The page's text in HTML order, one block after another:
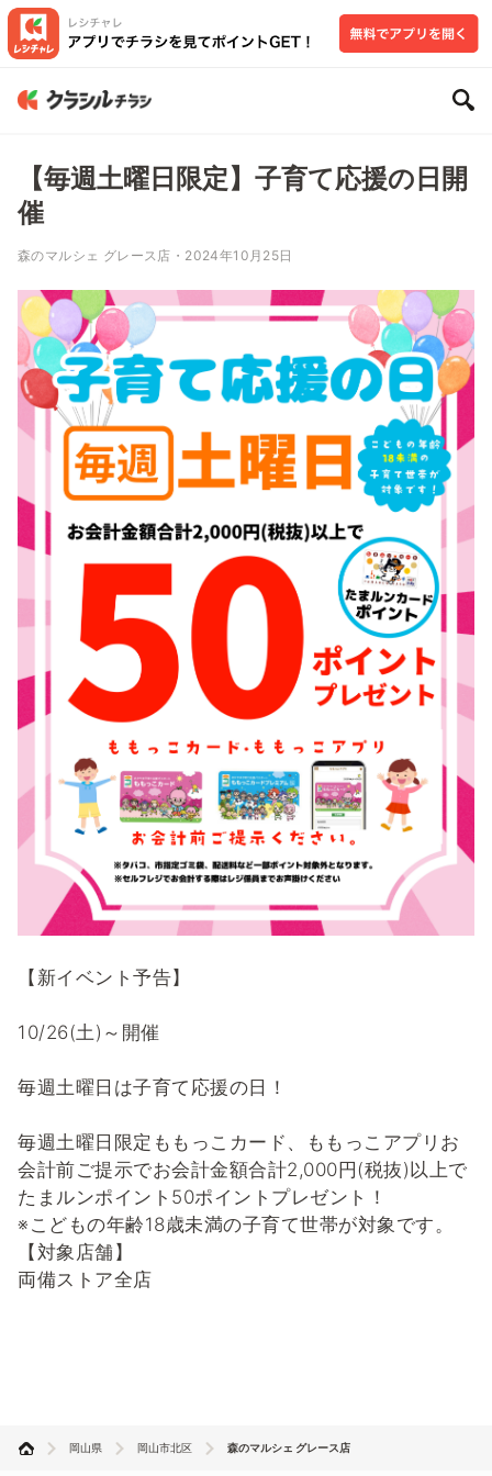
【毎週土曜日限定】子育て応援の日開
催
森のマルシェ グレース店・2024年10月25日
【新イベント予告】
10/26(土)～開催
毎週土曜日は子育て応援の日！
毎週土曜日限定ももっこカード、ももっこアプリお
会計前ご提示でお会計金額合計2,000円(税抜)以上で
たまルンポイント50ポイントプレゼント！
※こどもの年齢18歳未満の子育て世帯が対象です。
【対象店舗】
両備ストア全店
岡山県 岡山市北区 森のマルシェ グレース店